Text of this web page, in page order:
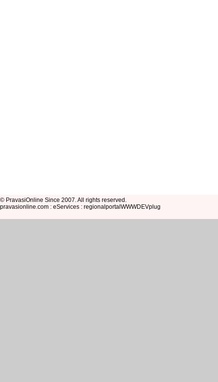
© PravasiOnline Since 2007. All rights reserved.
pravasionline.com : eServices : regionalportalWWWDEVplug